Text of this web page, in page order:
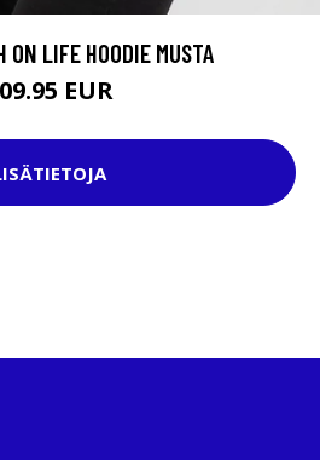
ON LIFE HOODIE MUSTA
EUR